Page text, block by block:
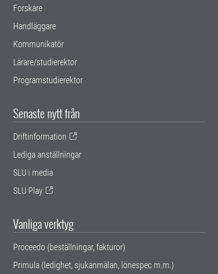
Forskare
Handläggare
Kommunikatör
Lärare/studierektor
Programstudierektor
Senaste nytt från
Driftinformation
Lediga anställningar
SLU i media
SLU Play
Vanliga verktyg
Proceedo (beställningar, fakturor)
Primula (ledighet, sjukanmälan, lönespec m.m.)